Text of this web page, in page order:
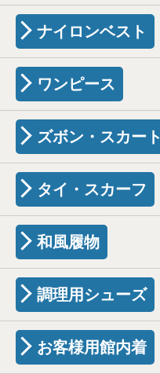
ナイロンベスト
ワンピース
ズボン・スカート
タイ・スカーフ
和風履物
調理用シューズ
お客様用館内着